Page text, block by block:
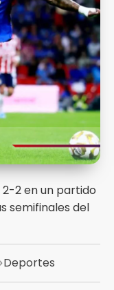
2-2 en un partido
semifinales del
Deportes